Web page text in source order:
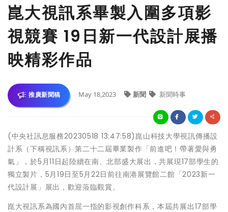
崑大視訊系畢製入圍多項影
視競賽 19日新一代設計展播
映精彩作品
推廣新聞稿 May 18,2023 新聞 新聞時事
(中央社訊息服務20230518 13:47:58)崑山科技大學視訊傳播設
計系（下稱視訊系）第二十二屆畢業製作「前進吧！帶著愛與勇
氣」，於5月11日起陸續在南、北部盛大展出，共展現17部學生的
獨立製片，5月19日至5月22日前往南港展覽館二館「2023新一
代設計展」展出，歡迎蒞臨觀賞。
崑大視訊系為國內首屈一指的影視創作科系，本屆共展出17部學